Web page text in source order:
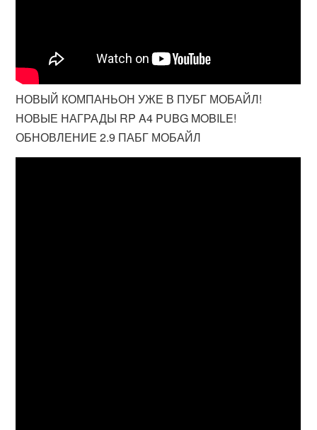
НОВЫЙ КОМПАНЬОН УЖЕ В ПУБГ МОБАЙЛ!
НОВЫЕ НАГРАДЫ RP A4 PUBG MOBILE!
ОБНОВЛЕНИЕ 2.9 ПАБГ МОБАЙЛ